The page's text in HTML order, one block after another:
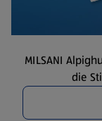
MILSANI
die